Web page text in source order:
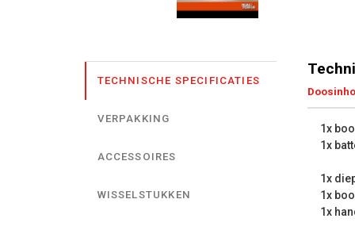
TECHNISCHE SPECIFICATIES
VERPAKKING
ACCESSOIRES
WISSELSTUKKEN
1x
1x
1x
1x
1x